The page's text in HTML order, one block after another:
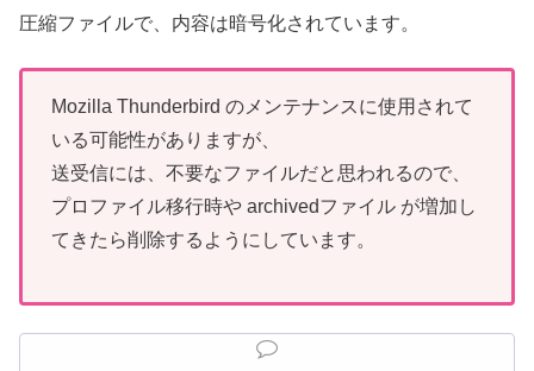
圧縮ファイルで、内容は暗号化されています。
Mozilla Thunderbird のメンテナンスに使用されて
いる可能性がありますが、
送受信には、不要なファイルだと思われるので、
プロファイル移行時や archivedファイル が増加し
てきたら削除するようにしています。